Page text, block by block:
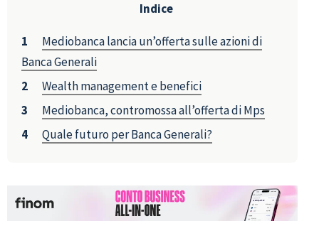
Indice
Mediobanca lancia un’offerta sulle azioni di
Banca Generali
Wealth management e benefici
Mediobanca, contromossa all’offerta di Mps
Quale futuro per Banca Generali?